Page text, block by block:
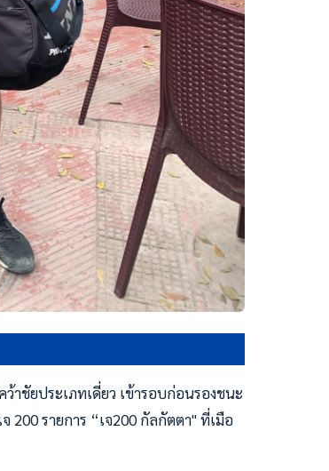
าชัยประเภทเดี่ยว เข้ารอบก่อนรองชนะ
200 รายการ “เจ200 กัลกัตตา" ที่เมือ